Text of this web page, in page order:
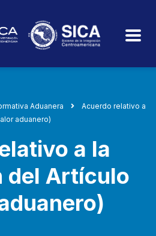
Aduanera
Acuerdo relativo a
aduanero)
a la
del Artículo